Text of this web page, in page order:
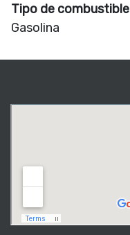
Tipo de combustible
Gasolina